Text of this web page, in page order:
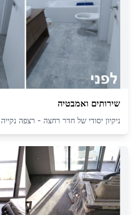
שירותים ואמבטיה
ניקיון יסודי של חדר רחצה - רצפה